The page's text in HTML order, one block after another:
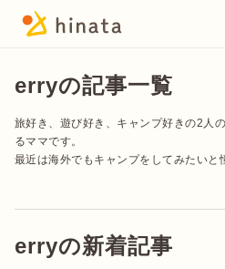
erryの記事一覧
旅好き、遊び好き、キャンプ好きの2人
るママです。
最近は海外でもキャンプをしてみたいと
erryの新着記事